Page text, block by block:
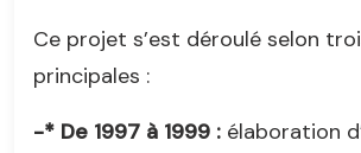
Ce projet s’est déroulé selon
principales :
-* De 1997 à 1999 : élaboration